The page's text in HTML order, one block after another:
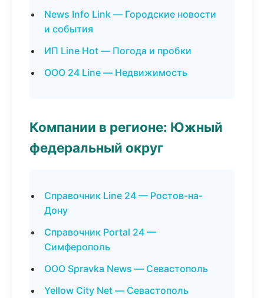
News Info Link — Городские новости
и события
ИП Line Hot — Погода и пробки
ООО 24 Line — Недвижимость
Компании в регионе: Южный
федеральный округ
Справочник Line 24 — Ростов-на-
Дону
Справочник Portal 24 —
Симферополь
ООО Spravka News — Севастополь
Yellow City Net — Севастополь